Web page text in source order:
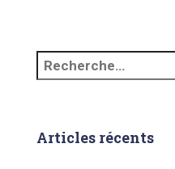
Articles récents